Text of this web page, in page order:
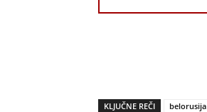
KLJUČNE REČI belorusija